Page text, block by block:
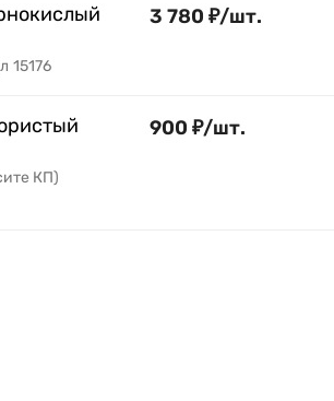
15176
3 780 ₽/шт.
КП)
900 ₽/шт.